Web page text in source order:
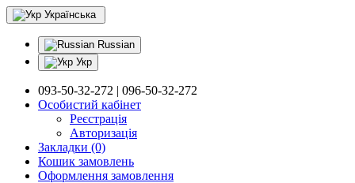
Українська
Russian
Укр
093-50-32-272 | 096-50-32-272
Особистий кабінет
Реєстрація
Авторизація
Закладки (0)
Кошик замовлень
Оформлення замовлення